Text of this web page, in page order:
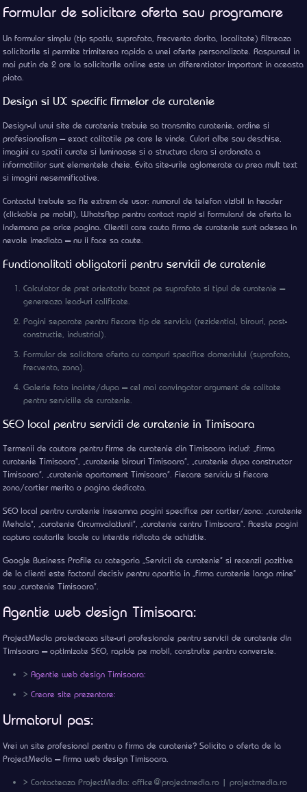
Formular de solicitare oferta sau programare
Un formular simplu (tip spatiu, suprafata, frecventa dorita, localitate) filtreaza
solicitarile si permite trimiterea rapida a unei oferte personalizate. Raspunsul in
mai putin de 2 ore la solicitarile online este un diferentiator important in aceasta
piata.
Design si UX specific firmelor de curatenie
Design-ul unui site de curatenie trebuie sa transmita curatenie, ordine si
profesionalism — exact calitatile pe care le vinde. Culori albe sau deschise,
imagini cu spatii curate si luminoase si o structura clara si ordonata a
informatiilor sunt elementele cheie. Evita site-urile aglomerate cu prea mult text
si imagini nesemnificative.
Contactul trebuie sa fie extrem de usor: numarul de telefon vizibil in header
(clickable pe mobil), WhatsApp pentru contact rapid si formularul de oferta la
indemana pe orice pagina. Clientii care cauta firma de curatenie sunt adesea in
nevoie imediata — nu ii face sa caute.
Functionalitati obligatorii pentru servicii de curatenie
Calculator de pret orientativ bazat pe suprafata si tipul de curatenie —
genereaza lead-uri calificate.
Pagini separate pentru fiecare tip de serviciu (rezidential, birouri, post-
constructie, industrial).
Formular de solicitare oferta cu campuri specifice domeniului (suprafata,
frecventa, zona).
Galerie foto inainte/dupa — cel mai convingator argument de calitate
pentru serviciile de curatenie.
SEO local pentru servicii de curatenie in Timisoara
Termenii de cautare pentru firme de curatenie din Timisoara includ: „firma
curatenie Timisoara”, „curatenie birouri Timisoara”, „curatenie dupa constructor
Timisoara”, „curatenie apartament Timisoara”. Fiecare serviciu si fiecare
zona/cartier merita o pagina dedicata.
SEO local pentru curatenie inseamna pagini specifice per cartier/zona: „curatenie
Mehala”, „curatenie Circumvalatiunii”, „curatenie centru Timisoara”. Aceste pagini
captura cautarile locale cu intentie ridicata de achizitie.
Google Business Profile cu categoria „Servicii de curatenie” si recenzii pozitive
de la clienti este factorul decisiv pentru aparitia in „firma curatenie langa mine”
sau „curatenie Timisoara”.
Agentie web design Timisoara:
ProjectMedia proiecteaza site-uri profesionale pentru servicii de curatenie din
Timisoara — optimizate SEO, rapide pe mobil, construite pentru conversie.
>Agentie web design Timisoara:
>Creare site prezentare:
Urmatorul pas:
Vrei un site profesional pentru o firma de curatenie? Solicita o oferta de la
ProjectMedia — firma web design Timisoara.
> Contacteaza ProjectMedia: office@projectmedia.ro | projectmedia.ro